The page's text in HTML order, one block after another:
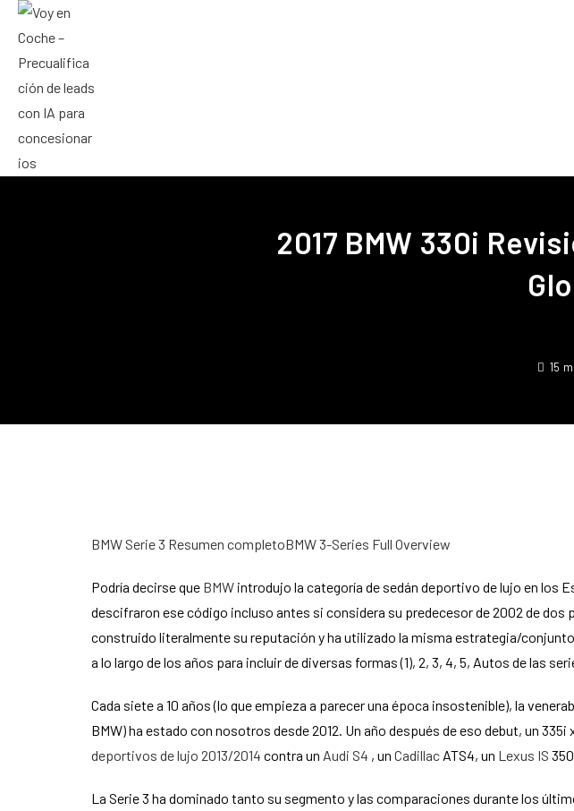
2017 BMW 330i
15
BMW Serie 3 Resumen completoBMW 3-Series Full Overview
Podría decirse que BMW introdujo la categoría de sedán deportivo de lujo en los
descifraron ese código incluso antes si considera su predecesor de 2002 de
construido literalmente su reputación y ha utilizado la misma estrategia/
a lo largo de los años para incluir de diversas formas (1), 2, 3, 4, 5, Autos de las
Cada siete a 10 años (lo que empieza a parecer una época insostenible), la
BMW) ha estado con nosotros desde 2012. Un año después de eso debut, un
deportivos de lujo 2013/2014 contra un Audi S4 , un Cadillac ATS4, un Lexus IS
La Serie 3 ha dominado tanto su segmento y las comparaciones durante los